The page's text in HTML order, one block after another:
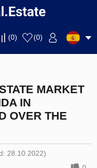
(0) (0)
MARKET
IN
OVER THE
28.10.2022)